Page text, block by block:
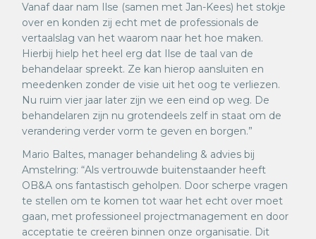
Vanaf daar nam Ilse (samen met Jan-Kees) het stokje
over en konden zij echt met de professionals de
vertaalslag van het waarom naar het hoe maken.
Hierbij hielp het heel erg dat Ilse de taal van de
behandelaar spreekt. Ze kan hierop aansluiten en
meedenken zonder de visie uit het oog te verliezen.
Nu ruim vier jaar later zijn we een eind op weg. De
behandelaren zijn nu grotendeels zelf in staat om de
verandering verder vorm te geven en borgen.”
Mario Baltes, manager behandeling & advies bij
Amstelring: “Als vertrouwde buitenstaander heeft
OB&A ons fantastisch geholpen. Door scherpe vragen
te stellen om te komen tot waar het echt over moet
gaan, met professioneel projectmanagement en door
acceptatie te creëren binnen onze organisatie. Dit